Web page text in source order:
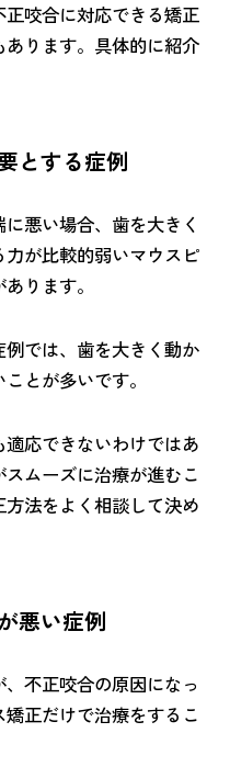
咬合に対応できる矯正
ります。具体的に紹介
とする症例
悪い場合、歯を大きく
が比較的弱いマウスピ
ります。
では、歯を大きく動か
とが多いです。
応できないわけではあ
ムーズに治療が進むこ
法をよく相談して決め
悪い症例
不正咬合の原因になっ
正だけで治療をするこ